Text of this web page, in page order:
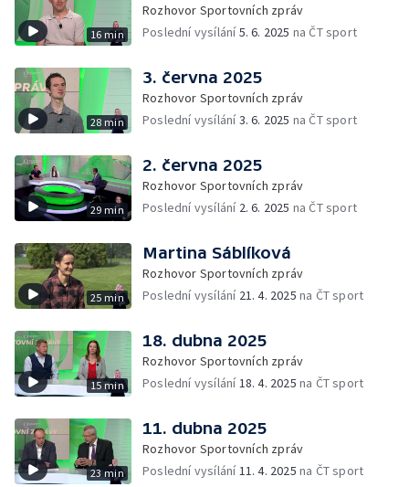
16 min
Rozhovor Sportovních zpráv
Poslední vysílání5. 6. 2025 na ČT sport
28 min
3. června 2025
Rozhovor Sportovních zpráv
Poslední vysílání3. 6. 2025 na ČT sport
29 min
2. června 2025
Rozhovor Sportovních zpráv
Poslední vysílání 2. 6. 2025 na ČT sport
25 min
Martina Sáblíková
Rozhovor Sportovních zpráv
Poslední vysílání 21. 4. 2025 na ČT sport
15 min
18. dubna 2025
Rozhovor Sportovních zpráv
Poslední vysílání18. 4. 2025 na ČT sport
23 min
11. dubna 2025
Rozhovor Sportovních zpráv
Poslední vysílání11. 4. 2025 na ČT sport